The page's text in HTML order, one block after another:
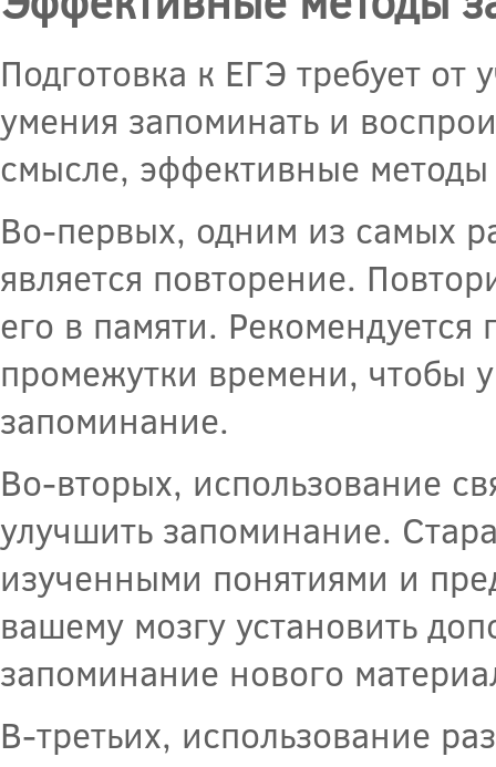
Подготовка к ЕГЭ требует
умения запоминать и
смысле, эффективные
Во-первых, одним из самых
является повторение.
его в памяти.
промежутки времени, чтобы
запоминание.
Во-вторых, использование
улучшить запоминание.
изученными понятиями и
вашему мозгу установить
запоминание нового
В-третьих, использование